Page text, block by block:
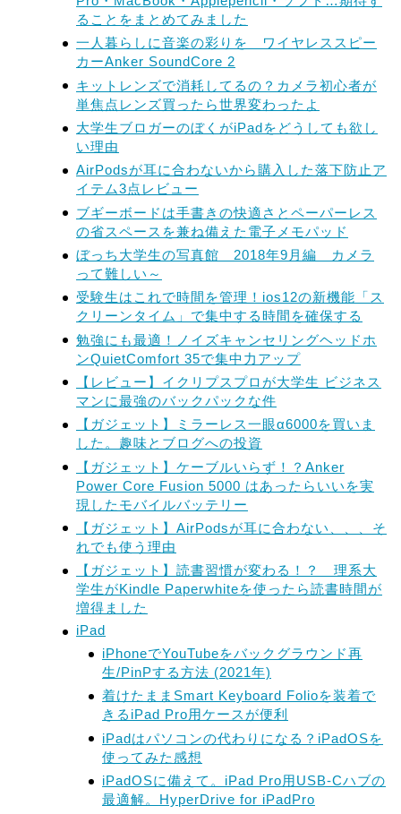
ることをまとめてみました
一人暮らしに音楽の彩りを ワイヤレススピー
カーAnker SoundCore 2
キットレンズで消耗してるの？カメラ初心者が
単焦点レンズ買ったら世界変わったよ
大学生ブロガーのぼくがiPadをどうしても欲し
い理由
AirPodsが耳に合わないから購入した落下防止ア
イテム3点レビュー
ブギーボードは手書きの快適さとペーパーレス
の省スペースを兼ね備えた電子メモパッド
ぼっち大学生の写真館 2018年9月編 カメラ
って難しい～
受験生はこれで時間を管理！ios12の新機能「ス
クリーンタイム」で集中する時間を確保する
勉強にも最適！ノイズキャンセリングヘッドホ
ンQuietComfort 35で集中力アップ
【レビュー】イクリプスプロが大学生 ビジネス
マンに最強のバックパックな件
【ガジェット】ミラーレス一眼α6000を買いま
した。趣味とブログへの投資
【ガジェット】ケーブルいらず！？Anker
Power Core Fusion 5000 はあったらいいを実
現したモバイルバッテリー
【ガジェット】AirPodsが耳に合わない、、、そ
れでも使う理由
【ガジェット】読書習慣が変わる！？ 理系大
学生がKindle Paperwhiteを使ったら読書時間が
増得ました
iPad
iPhoneでYouTubeをバックグラウンド再
生/PinPする方法 (2021年)
着けたままSmart Keyboard Folioを装着で
きるiPad Pro用ケースが便利
iPadはパソコンの代わりになる？iPadOSを
使ってみた感想
iPadOSに備えて。iPad Pro用USB-Cハブの
最適解。HyperDrive for iPadPro